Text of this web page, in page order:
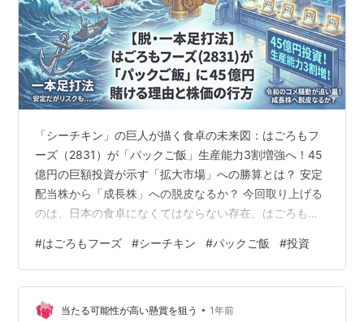
「シーチキン」の巨人が描く食卓の未来図：はごろもフ
ーズ（2831）が「パックご飯」生産能力3割増強へ！45
億円の巨額投資が示す「拡大市場」への勝算とは？ 安定
配当株から「成長株」への脱皮なるか？ 今回取り上げる
のは、日本の食卓になくてはならない存在、はごろもフ
にも有名な同社ですが、今、静かながらも「激熱な構造
改革」が進行していることをご存知でしょうか？ 2024年
の夏、私たちは「令和のコメ騒動」という衝撃的な経験
をしました。スーパーの棚からお米が消えたあの日、私
#はごろもフーズ #シーチキン #パックご飯 #投資
当たる可能性が高い懸賞を狙う • 1年前